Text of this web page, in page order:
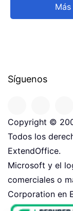
Síguenos
Copyright ©
Todos los
ExtendOffice.
Microsoft y el
comerciales o
Corporation en